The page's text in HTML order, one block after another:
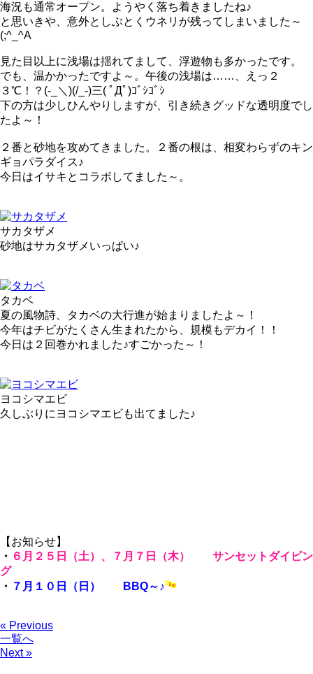
海況も通常オープン。ようやく落ち着きましたね♪
と思いきや、意外としぶとくウネリが残ってしまいました～
(;^_^A
見た目以上に浅場は揺れてまして、浮遊物も多かったです。
でも、温かかったですよ～。午後の浅場は……、えっ２
３℃！？(-_＼)(/_-)三( ﾟДﾟ)ｺﾞｼｺﾞｼ
下の方は少しひんやりしますが、引き続きグッドな透明度でし
たよ～！
２番と砂地を攻めてきました。２番の根は、相変わらずのキン
ギョパラダイス♪
今日はイサキとコラボしてました～。
サカタザメ
砂地はサカタザメいっぱい♪
タカベ
夏の風物詩、タカベの大行進が始まりましたよ～！
今年はチビがたくさん生まれたから、規模もデカイ！！
今日は２回巻かれました♪すごかった～！
ヨコシマエビ
久しぶりにヨコシマエビも出てました♪
【お知らせ】
・ ６月２５日（土）、７月７日（木） サンセットダイビン
グ
・ ７月１０日（日） BBQ～♪
« Previous
一覧へ
Next »